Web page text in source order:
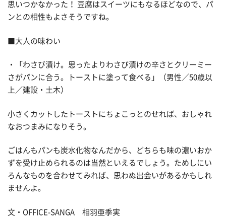
思いつかなかった！ 豆腐はスイーツにもなるほどなので、パ
ンとの相性もよさそうですね。
■大人の味わい
・「わさび漬け。思ったよりわさび漬けの辛さとクリーミー
さがパンに合う。トーストに塗って食べる」（男性／50歳以
上／建設・土木）
小さくカットしたトーストにちょこっとのせれば、おしゃれ
なおつまみになりそう。
ごはんもパンも炭水化物なんだから、どちらも味の濃いおか
ずを受け止められるのは当然といえるでしょう。ためしにい
ろんなものを合わせてみれば、思わぬ出会いがあるかもしれ
ませんよ。
文・OFFICE-SANGA 相羽亜季実